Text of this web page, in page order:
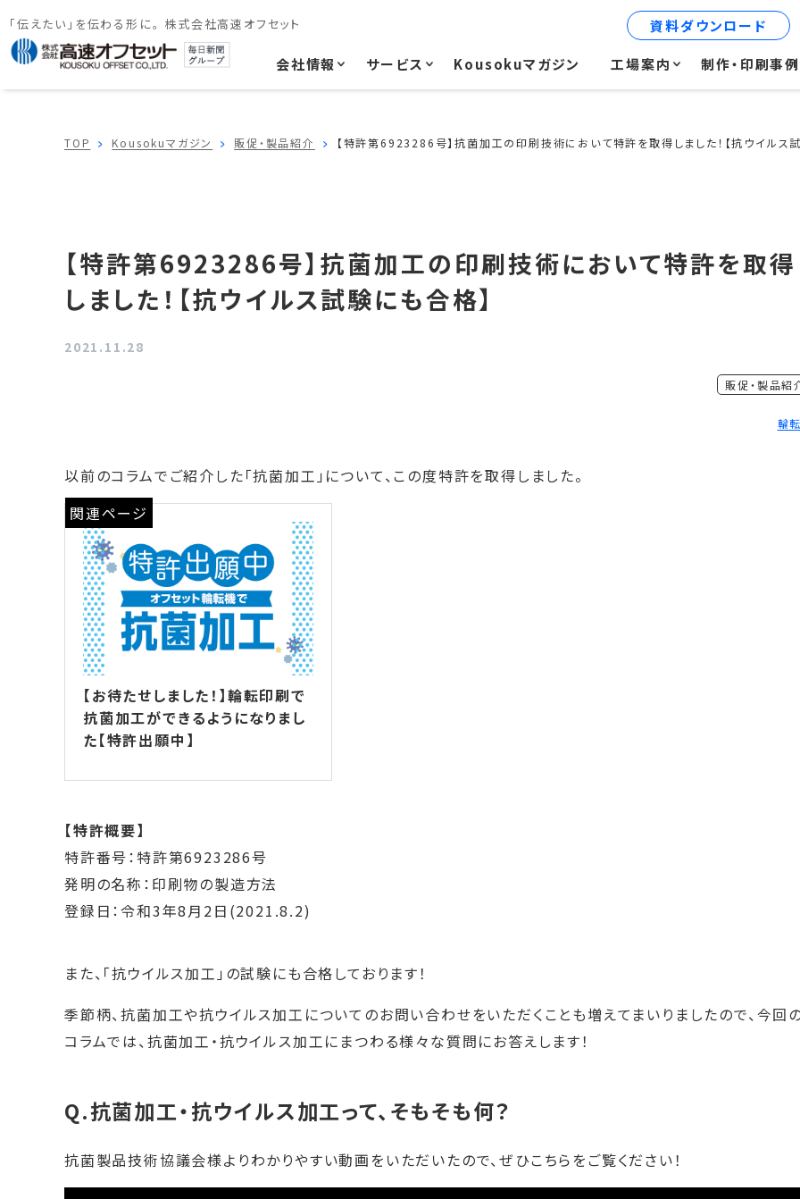
「伝えたい」を伝わる形に。 株式会社高速オフセット
会社情報 サービス Kousokuマガジン 工場案内 制作・印刷事例
資料ダウンロード
TOP Kousokuマガジン 販促・製品紹介 【特許第6923286号】抗菌加工の印刷技術において特許を取得しました！【抗ウイルス
【特許第6923286号】抗菌加工の印刷技術において特許を取得
しました！【抗ウイルス試験にも合格】
2021.11.28
販促・製品紹
輪
以前のコラムでご紹介した「抗菌加工」について、この度特許を取得しました。
関連ページ
【お待たせしました！】輪転印刷で
抗菌加工ができるようになりまし
た【特許出願中】
【特許概要】
特許番号：特許第6923286号
発明の名称：印刷物の製造方法
登録日：令和3年8月2日(2021.8.2)
また、「抗ウイルス加工」の試験にも合格しております！
季節柄、抗菌加工や抗ウイルス加工についてのお問い合わせをいただくことも増えてまいりましたので、今回
コラムでは、抗菌加工・抗ウイルス加工にまつわる様々な質問にお答えします！
Q.抗菌加工・抗ウイルス加工って、そもそも何？
抗菌製品技術協議会様よりわかりやすい動画をいただいたので、ぜひこちらをご覧ください！